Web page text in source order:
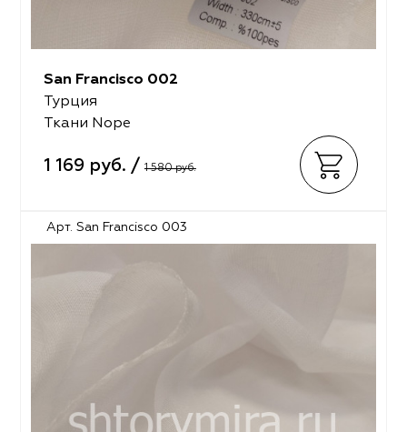
San Francisco 002
Турция
Ткани Nope
1 169 руб. / 1 580 руб.
Арт. San Francisco 003